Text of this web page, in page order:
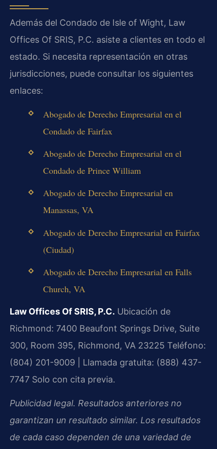
Además del Condado de Isle of Wight, Law
Offices Of SRIS, P.C. asiste a clientes en todo el
estado. Si necesita representación en otras
jurisdicciones, puede consultar los siguientes
enlaces:
Abogado de Derecho Empresarial en el
Condado de Fairfax
Abogado de Derecho Empresarial en el
Condado de Prince William
Abogado de Derecho Empresarial en
Manassas, VA
Abogado de Derecho Empresarial en Fairfax
(Ciudad)
Abogado de Derecho Empresarial en Falls
Church, VA
Law Offices Of SRIS, P.C. Ubicación de
Richmond: 7400 Beaufont Springs Drive, Suite
300, Room 395, Richmond, VA 23225 Teléfono:
(804) 201-9009 | Llamada gratuita: (888) 437-
7747 Solo con cita previa.
Publicidad legal. Resultados anteriores no
garantizan un resultado similar. Los resultados
de cada caso dependen de una variedad de